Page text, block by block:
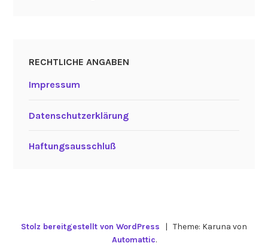
RECHTLICHE ANGABEN
Impressum
Datenschutzerklärung
Haftungsausschluß
Stolz bereitgestellt von WordPress | Theme: Karuna von
Automattic.